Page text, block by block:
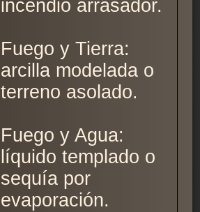
incendio arrasador.
Fuego y Tierra:
arcilla modelada o
terreno asolado.
Fuego y Agua:
líquido templado o
sequía por
evaporación.